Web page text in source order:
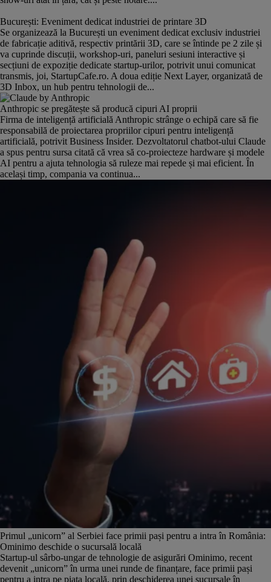
București: Eveniment dedicat industriei de printare 3D
Se organizează la București un eveniment dedicat exclusiv industriei
de fabricație aditivă, respectiv printării 3D, care se întinde pe 2 zile și
va cuprinde discuții, workshop-uri, paneluri sesiuni interactive și
secțiuni de expoziție dedicate startup-urilor, potrivit unui comunicat
transmis, joi, StartupCafe.ro. A doua ediție Next Layer, organizată de
3D Inbox, un hub pentru tehnologii de...
Anthropic se pregătește să producă cipuri AI proprii
Firma de inteligență artificială Anthropic strânge o echipă care să fie
responsabilă de proiectarea propriilor cipuri pentru inteligență
artificială, potrivit Business Insider. Dezvoltatorul chatbot-ului Claude
a spus pentru sursa citată că vrea să co-proiecteze hardware și modele
AI pentru a ajuta tehnologia să ruleze mai repede și mai eficient. În
același timp, compania va continua...
Primul „unicorn” al Serbiei face primii pași pentru a intra în România:
Ominimo deschide o sucursală locală
Startup-ul sârbo-ungar de tehnologie de asigurări Ominimo, recent
devenit „unicorn” în urma unei runde de finanțare, face primii pași
pentru a intra pe piața locală, prin deschiderea unei sucursale în